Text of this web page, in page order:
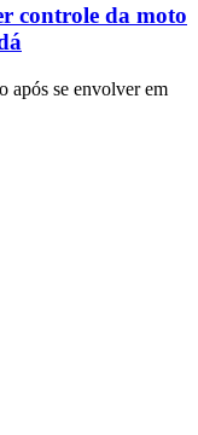
controle da moto
após se envolver em